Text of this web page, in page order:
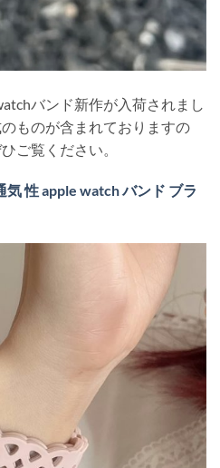
バンド新作が入荷されまし
ものが含まれておりますの
ご覧ください。
気 性 apple watch バンド ブラ